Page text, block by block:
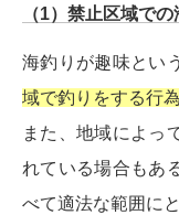
（1）禁止区域で
海釣りが趣味とい
域で釣りをする行
また、地域によっ
れている場合もあ
べて適法な範囲に